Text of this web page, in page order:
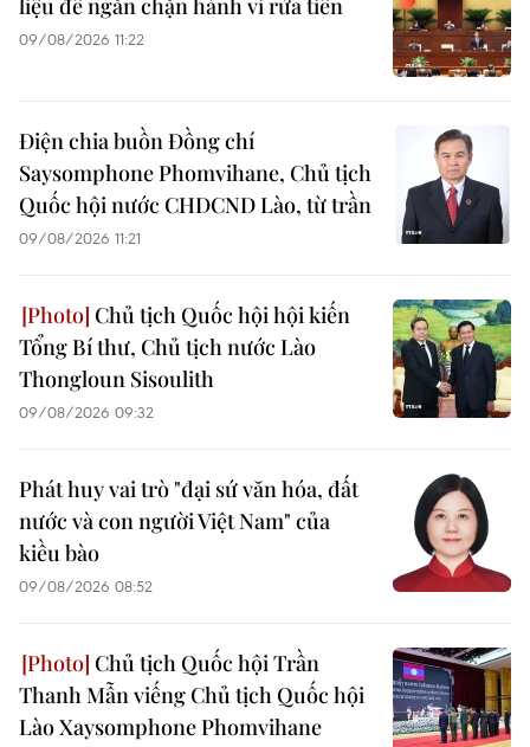
09/08/2026 11:22
Điện chia buồn Đồng chí
Saysomphone Phomvihane, Chủ tịch
Quốc hội nước CHDCND Lào, từ trần
09/08/2026 11:21
Chủ tịch Quốc hội hội kiến
Tổng Bí thư, Chủ tịch nước Lào
Thongloun Sisoulith
09/08/2026 09:32
Phát huy vai trò "đại sứ văn hóa, đất
nước và con người Việt Nam" của
kiều bào
09/08/2026 08:52
Chủ tịch Quốc hội Trần
Thanh Mẫn viếng Chủ tịch Quốc hội
Lào Xaysomphone Phomvihane